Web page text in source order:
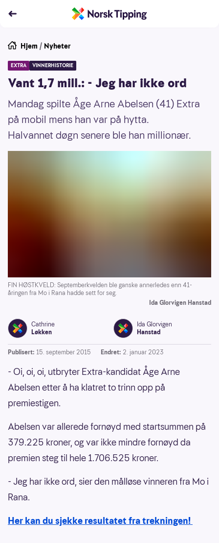
Hjem / Nyheter
EXTRA VINNERHISTORIE
Vant 1,7 mill.: - Jeg har ikke ord
Mandag spilte Åge Arne Abelsen (41) Extra
på mobil mens han var på hytta.
Halvannet døgn senere ble han millionær.
FIN HØSTKVELD: Septemberkvelden ble ganske annerledes enn 41-
åringen fra Mo i Rana hadde sett for seg.
Ida Glorvigen Hanstad
Cathrine
Løkken
Ida Glorvigen
Hanstad
Publisert: 15. september 2015 Endret: 2. januar 2023
- Oi, oi, oi, utbryter Extra-kandidat Åge Arne
Abelsen etter å ha klatret to trinn opp på
premiestigen.
Abelsen var allerede fornøyd med startsummen på
379.225 kroner, og var ikke mindre fornøyd da
premien steg til hele 1.706.525 kroner.
- Jeg har ikke ord, sier den målløse vinneren fra Mo i
Rana.
Her kan du sjekke resultatet fra trekningen!